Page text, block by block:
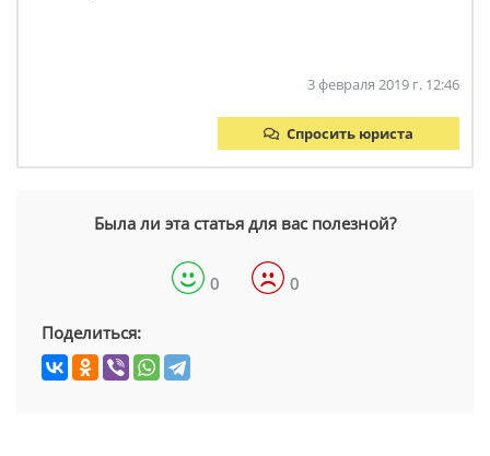
3 февраля 2019 г. 12:46
Спросить юриста
Была ли эта статья для вас полезной?
0 0
Поделиться: